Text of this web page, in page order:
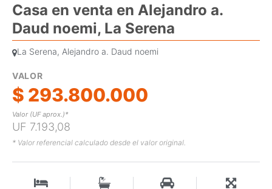
Casa en venta en Alejandro a.
Daud noemi, La Serena
La Serena, Alejandro a. Daud noemi
VALOR
$ 293.800.000
Valor (UF aprox.)*
UF 7.193,08
* Valor referencial calculado desde el valor original.